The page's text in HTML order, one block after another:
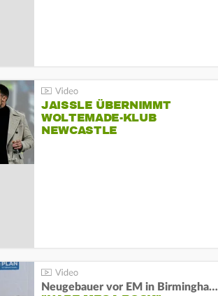
JAISSLE ÜBERNIMMT
WOLTEMADE-KLUB
NEWCASTLE
Neugebauer vor EM in Birmingham: